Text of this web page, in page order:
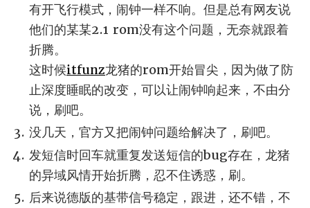
有开飞行模式，闹钟一样不响。但是总有网友说
他们的某某2.1 rom没有这个问题，无奈就跟着
折腾。
这时候itfunz龙猪的rom开始冒尖，因为做了防
止深度睡眠的改变，可以让闹钟响起来，不由分
说，刷吧。
没几天，官方又把闹钟问题给解决了，刷吧。
发短信时回车就重复发送短信的bug存在，龙猪
的异域风情开始折腾，忍不住诱惑，刷。
后来说德版的基带信号稳定，跟进，还不错，不